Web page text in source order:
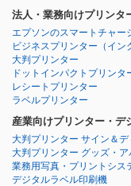
法人・業務向けプリンタ
エプソンのスマートチャー
ビジネスプリンター （イ
大判プリンター
ドットインパクトプリンタ
レシートプリンター
ラベルプリンター
産業向けプリンター・デ
大判プリンター サイン＆デ
大判プリンター グッズ・
業務用写真・プリントシス
デジタルラベル印刷機